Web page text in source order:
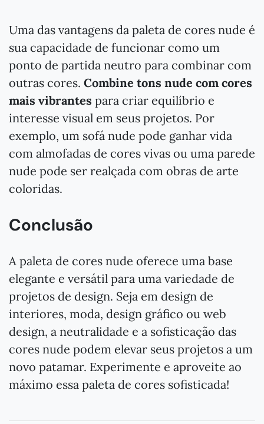
Uma das vantagens da paleta de cores nude é
sua capacidade de funcionar como um
ponto de partida neutro para combinar com
outras cores. Combine tons nude com cores
mais vibrantes para criar equilíbrio e
interesse visual em seus projetos. Por
exemplo, um sofá nude pode ganhar vida
com almofadas de cores vivas ou uma parede
nude pode ser realçada com obras de arte
coloridas.
Conclusão
A paleta de cores nude oferece uma base
elegante e versátil para uma variedade de
projetos de design. Seja em design de
interiores, moda, design gráfico ou web
design, a neutralidade e a sofisticação das
cores nude podem elevar seus projetos a um
novo patamar. Experimente e aproveite ao
máximo essa paleta de cores sofisticada!